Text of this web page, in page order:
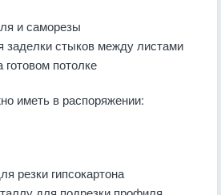
и саморезы
заделки стыков между листами
готовом потолке
иметь в распоряжении:
резки гипсокартона